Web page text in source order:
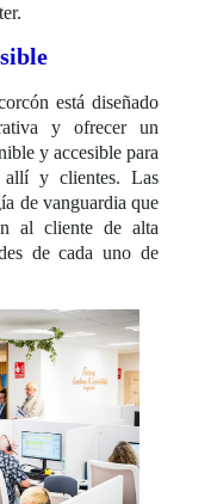
está diseñado
y ofrecer un
y accesible para
allí y clientes. Las
de vanguardia que
al cliente de alta
de cada uno de